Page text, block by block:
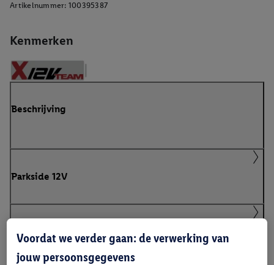
Kenmerken
Artikelnummer: 100395387
Beschrijving
Parkside 12V
Klanteninformatie over batterijen Europese
Batterijenverordening
Voordat we verder gaan: de verwerking van
jouw persoonsgegevens